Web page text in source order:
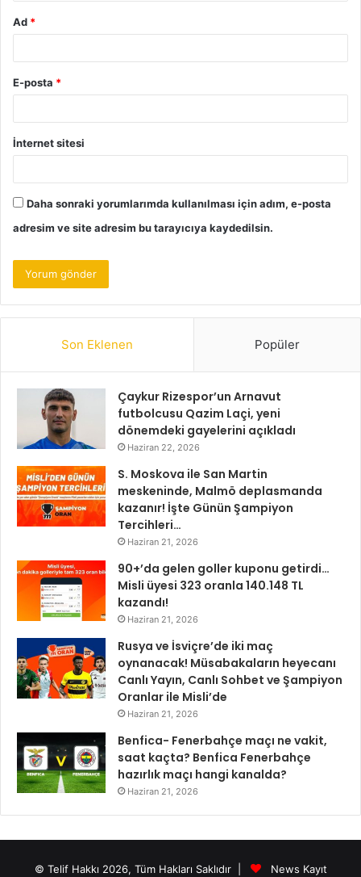
Ad *
E-posta *
İnternet sitesi
Daha sonraki yorumlarımda kullanılması için adım, e-posta
adresim ve site adresim bu tarayıcıya kaydedilsin.
Son Eklenen Popüler
Çaykur Rizespor’un Arnavut
futbolcusu Qazim Laçi, yeni
dönemdeki gayelerini açıkladı
Haziran 22, 2026
S. Moskova ile San Martin
meskeninde, Malmö deplasmanda
kazanır! İşte Günün Şampiyon
Tercihleri…
Haziran 21, 2026
90+’da gelen goller kuponu getirdi…
Misli üyesi 323 oranla 140.148 TL
kazandı!
Haziran 21, 2026
Rusya ve İsviçre’de iki maç
oynanacak! Müsabakaların heyecanı
Canlı Yayın, Canlı Sohbet ve Şampiyon
Oranlar ile Misli’de
Haziran 21, 2026
Benfica- Fenerbahçe maçı ne vakit,
saat kaçta? Benfica Fenerbahçe
hazırlık maçı hangi kanalda?
Haziran 21, 2026
© Telif Hakkı 2026, Tüm Hakları Saklıdır | News Kayıt